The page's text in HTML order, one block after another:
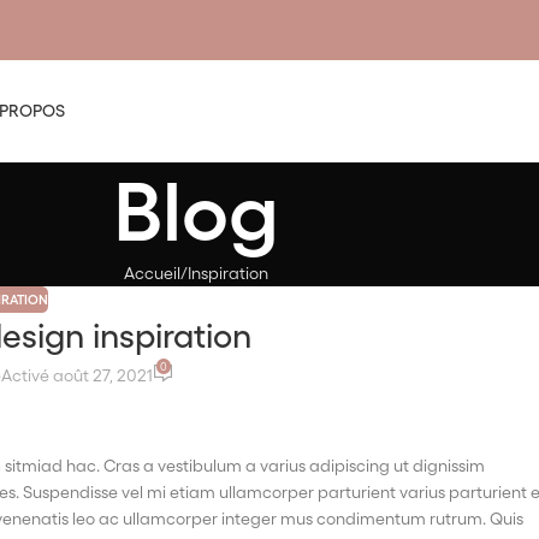
Blog
Accueil Inspiration
inspiration
Activé août 27, 2021 0
hac. Cras a vestibulum a varius adipiscing ut dignissim
Suspendisse vel mi etiam ullamcorper parturient varius parturient
leo ac ullamcorper integer mus condimentum rutrum. Quis